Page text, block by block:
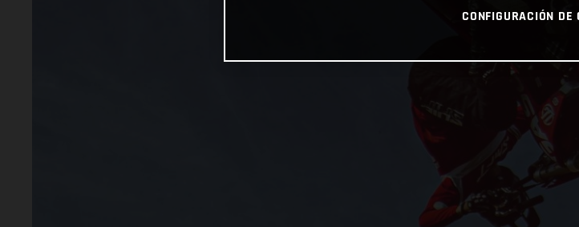
CONFIGURACIÓN DE